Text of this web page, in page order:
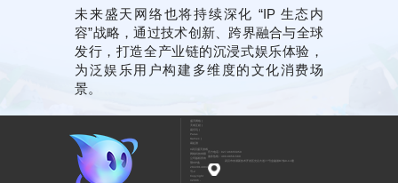
未来盛天网络也将持续深化 “IP 生态内
容”战略，通过技术创新、跨界融合与全球
发行，打造全产业链的沉浸式娱乐体验，
为泛娱乐用户构建多维度的文化消费场
景。
盛天网络
天戏互娱
Paras
Games
易起游
©武汉盛天游戏
网络科技有限
公司版权所有
鄂ICP备
2022014904
号-2
Copyright
©2006 -
官方电话：027-86655050
服务热线：400-8858-580
武汉市东湖新技术开发区光谷大道77号金融港B7栋9-11楼